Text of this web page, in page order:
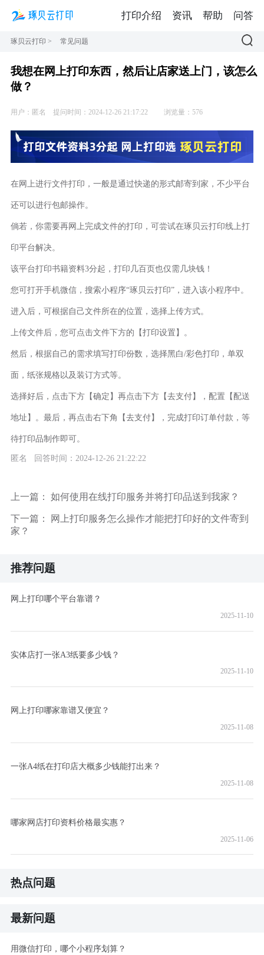
琢贝云打印 > 常见问题
我想在网上打印东西，然后让店家送上门，该怎么
做？
用户：匿名 提问时间：2024-12-26 21:17:22 浏览量：576
在网上进行文件打印，一般是通过快递的形式邮寄到家，不少平台
还可以进行包邮操作。
倘若，你需要再网上完成文件的打印，可尝试在琢贝云打印线上打
印平台解决。
该平台打印书籍资料3分起，打印几百页也仅需几块钱！
您可打开手机微信，搜索小程序“琢贝云打印”，进入该小程序中。
进入后，可根据自己文件所在的位置，选择上传方式。
上传文件后，您可点击文件下方的【打印设置】。
然后，根据自己的需求填写打印份数，选择黑白/彩色打印，单双
面，纸张规格以及装订方式等。
选择好后，点击下方【确定】再点击下方【去支付】，配置【配送
地址】。最后，再点击右下角【去支付】，完成打印订单付款，等
待打印品制作即可。
匿名 回答时间：2024-12-26 21:22:22
上一篇： 如何使用在线打印服务并将打印品送到我家？
下一篇：
网上打印服务怎么操作才能把打印好的文件寄到
家？
推荐问题
网上打印哪个平台靠谱？
2025-11-10
实体店打一张A3纸要多少钱？
2025-11-10
网上打印哪家靠谱又便宜？
2025-11-08
一张A4纸在打印店大概多少钱能打出来？
2025-11-08
哪家网店打印资料价格最实惠？
2025-11-06
热点问题
最新问题
用微信打印，哪个小程序划算？
打印介绍 资讯 帮助 问答